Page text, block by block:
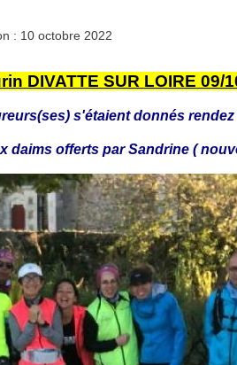
: 10 octobre 2022
DIVATTE SUR LOIRE 09/
s'étaient donnés
offerts par Sandrine (